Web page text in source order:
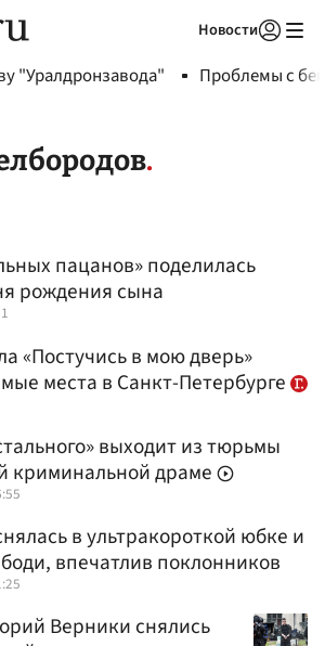
Новости
"Уралдронзавода" Проблемы с
пацанов» поделилась
рождения сына
«Постучись в мою дверь»
места в Санкт-Петербурге
выходит из тюрьмы
криминальной драме
в ультракороткой юбке и
впечатлив поклонников
Верники снялись